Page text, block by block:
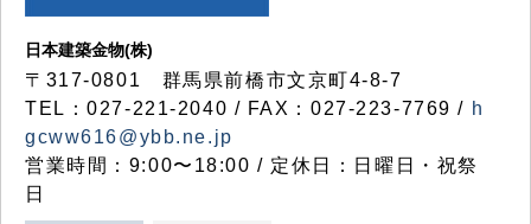
日本建築金物(株)
〒317‐0801 群馬県前橋市文京町4-8-7
TEL：027-221-2040 / FAX：027-223-7769 / h
gcww616@ybb.ne.jp
営業時間：9:00〜18:00 / 定休日：日曜日・祝祭
日